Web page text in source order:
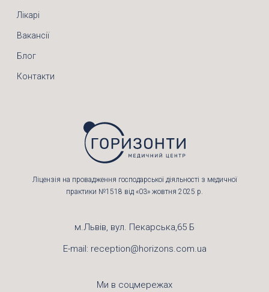
Лікарі
Вакансії
Блог
Контакти
Ліцензія на провадження господарської діяльності з медичної
практики №1518 від «03» жовтня 2025 р.
м.Львів, вул. Пекарська,65 Б
E-mail: reception@horizons.com.ua
Ми в соцмережах